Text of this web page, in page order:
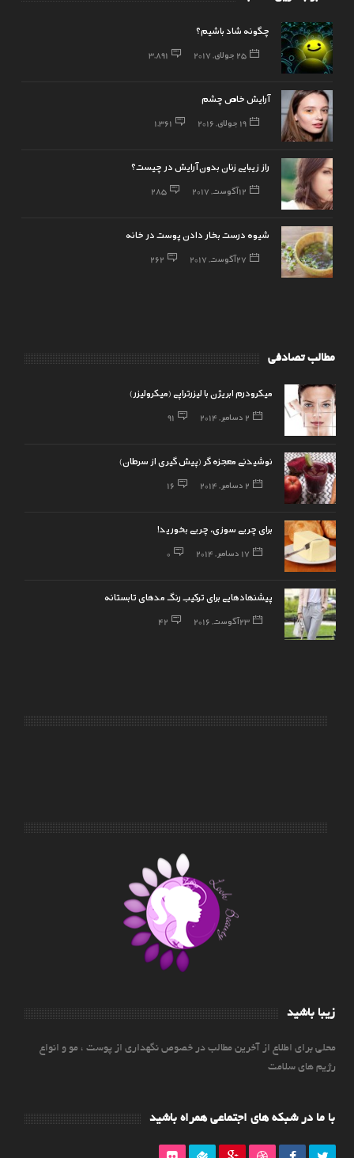
چگونه شاد باشیم؟
25 جولای, 2017 3,891
آرایش خاص چشم
19 جولای, 2016 1,361
راز زیبایی زنان بدون آرایش در چیست؟
12 آگوست, 2017 285
شیوه درست بخار دادن پوست در خانه
27 آگوست, 2017 262
مطالب تصادفی
میکرودرم ابریژن با لیزرتراپی (میکرولیزر)
2 دسامبر, 2014 91
نوشیدنی معجزه گر (پیش گیری از سرطان)
2 دسامبر, 2014 16
برای چربی سوزی، چربی بخورید!
17 دسامبر, 2014 0
پیشنهادهایی برای ترکیب رنگ مدهای تابستانه
23 آگوست, 2016 42
زیبا باشید
محلی برای اطلاع از آخرین مطالب در خصوص نگهداری از پوست ، مو و انواع
رژیم های سلامت
با ما در شبکه های اجتماعی همراه باشید